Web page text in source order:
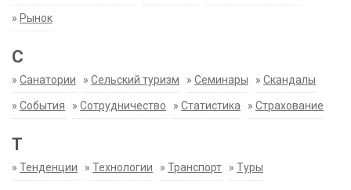
» Рынок
С
» Санатории » Сельский туризм » Семинары » Скандалы
» События » Сотрудничество » Статистика » Страхование
Т
» Тенденции » Технологии » Транспорт » Туры